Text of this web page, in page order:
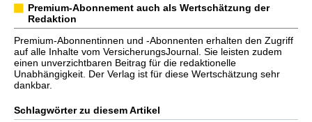
Premium-Abonnement auch als Wertschätzung der
Redaktion
Premium-Abonnentinnen und -Abonnenten erhalten den Zugriff
auf alle Inhalte vom VersicherungsJournal. Sie leisten zudem
einen unverzichtbaren Beitrag für die redaktionelle
Unabhängigkeit. Der Verlag ist für diese Wertschätzung sehr
dankbar.
Schlagwörter zu diesem Artikel